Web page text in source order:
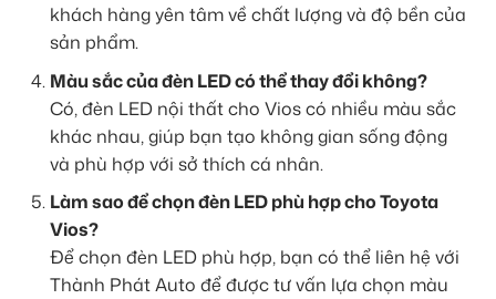
khách hàng yên tâm về chất lượng và độ bền của
sản phẩm.
Màu sắc của đèn LED có thể thay đổi không?
Có, đèn LED nội thất cho Vios có nhiều màu sắc
khác nhau, giúp bạn tạo không gian sống động
và phù hợp với sở thích cá nhân.
Làm sao để chọn đèn LED phù hợp cho Toyota
Vios?
Để chọn đèn LED phù hợp, bạn có thể liên hệ với
Thành Phát Auto để được tư vấn lựa chọn màu